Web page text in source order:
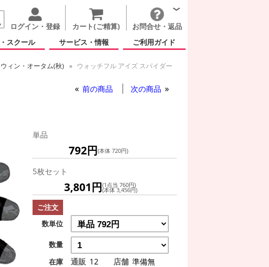
ログイン・登録 カート(ご精算)
お問合せ・返品
スクール サービス・情報 ご利用ガイド
ィン・オータム(秋)
ウォッチフル アイズ スパイダー
前の商品 次の商品
単品
792円(本体 720円)
5枚セット
3,801円(1点当 760円)
(本体 3,456円)
ご注文
数単位
数量
在庫
通販 12 店舗 準備無